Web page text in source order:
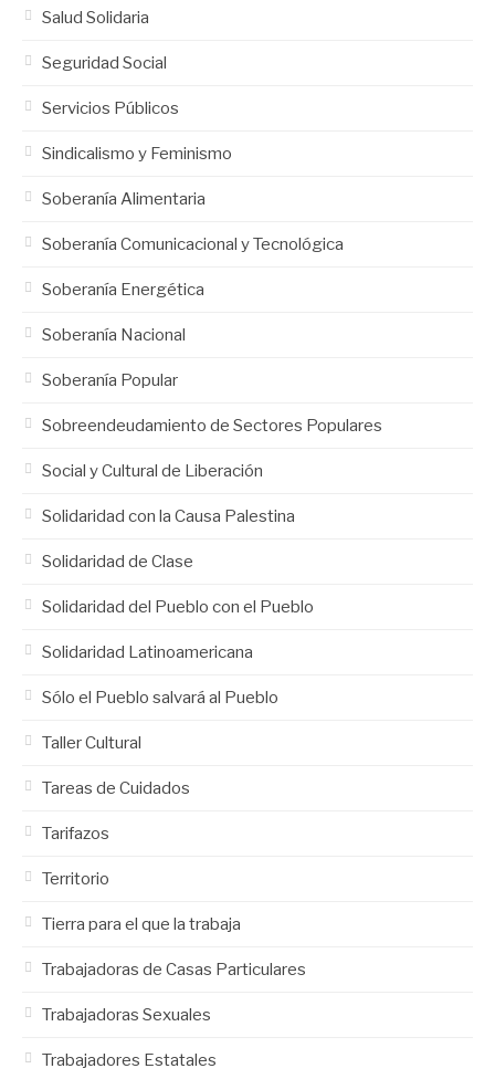
Salud Solidaria
Seguridad Social
Servicios Públicos
Sindicalismo y Feminismo
Soberanía Alimentaria
Soberanía Comunicacional y Tecnológica
Soberanía Energética
Soberanía Nacional
Soberanía Popular
Sobreendeudamiento de Sectores Populares
Social y Cultural de Liberación
Solidaridad con la Causa Palestina
Solidaridad de Clase
Solidaridad del Pueblo con el Pueblo
Solidaridad Latinoamericana
Sólo el Pueblo salvará al Pueblo
Taller Cultural
Tareas de Cuidados
Tarifazos
Territorio
Tierra para el que la trabaja
Trabajadoras de Casas Particulares
Trabajadoras Sexuales
Trabajadores Estatales